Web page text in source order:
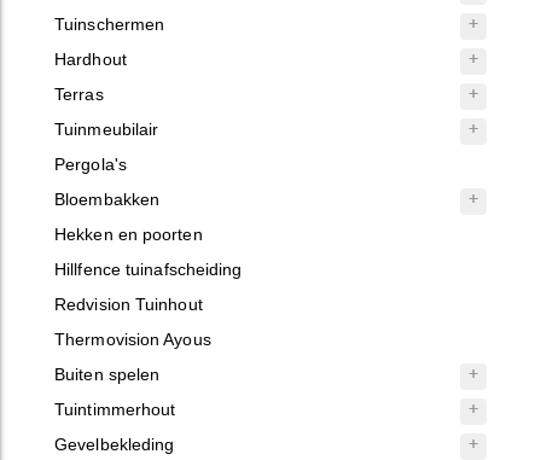
Tuinschermen
Hardhout
Terras
Tuinmeubilair
Pergola's
Bloembakken
Hekken en poorten
Hillfence tuinafscheiding
Redvision Tuinhout
Thermovision Ayous
Buiten spelen
Tuintimmerhout
Gevelbekleding